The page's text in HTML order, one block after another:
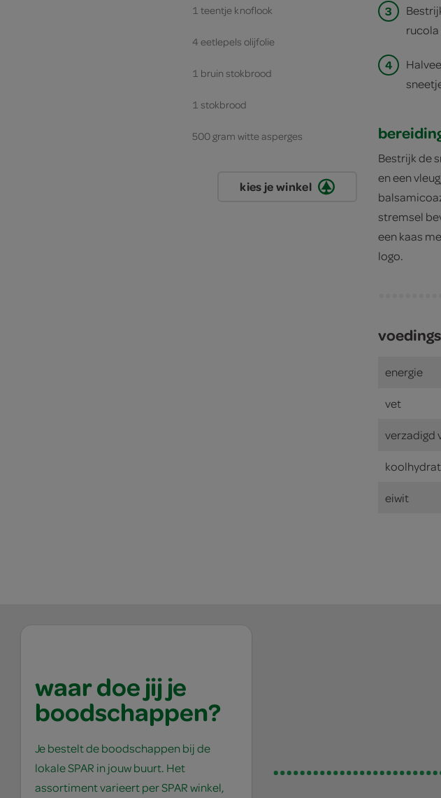
1 teentje knoflook
4 eetlepels olijfolie
1 bruin stokbrood
1 stokbrood
500 gram witte asperges
kies je winkel
3
rucola
4
Bestrijk de
en een
stremsel
een kaas
logo.
energie
vet
verzadigd
eiwit
waar doe jij je
boodschappen?
Je bestelt de boodschappen bij de
lokale SPAR in jouw buurt. Het
assortiment varieert per SPAR winkel,